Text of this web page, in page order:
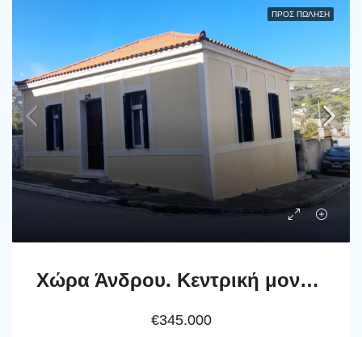
ΠΡΟΣ ΠΏΛΗΣΗ
Χώρα Άνδρου. Κεντρική μονοκατοικία 152 m2 σε οικόπεδο 430 m2
€345.000